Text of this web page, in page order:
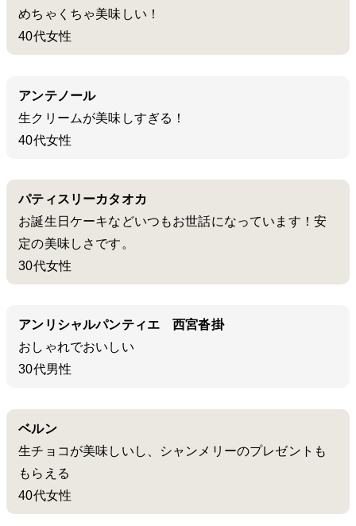
めちゃくちゃ美味しい！
40代女性
アンテノール
生クリームが美味しすぎる！
40代女性
パティスリーカタオカ
お誕生日ケーキなどいつもお世話になっています！安
定の美味しさです。
30代女性
アンリシャルパンティエ 西宮沓掛
おしゃれでおいしい
30代男性
ベルン
生チョコが美味しいし、シャンメリーのプレゼントも
もらえる
40代女性